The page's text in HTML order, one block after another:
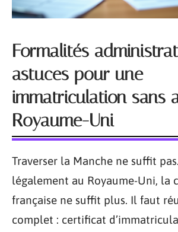
Formalités
astuces pour une
immatriculation sans
Royaume-Uni
Traverser la Manche ne suffit
légalement au Royaume-Uni, la
française ne suffit plus. Il faut
complet : certificat